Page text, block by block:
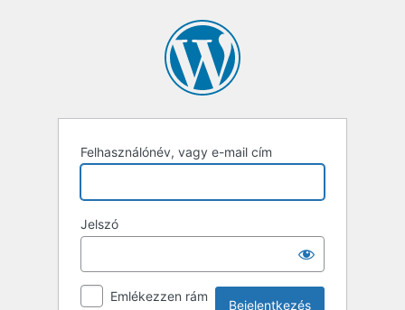
Felhasználónév, vagy e-mail cím
Jelszó
Emlékezzen rám